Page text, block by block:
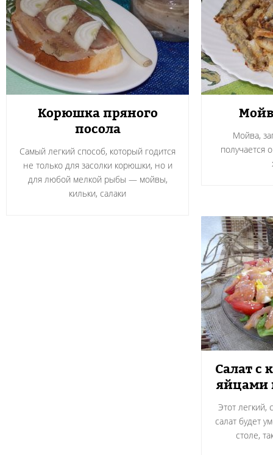
Корюшка пряного
посола
Самый легкий способ, который годится
не только для засолки корюшки, но и
для любой мелкой рыбы — мойвы,
кильки, салаки
Мойва,
получается
Салат с
яйцами
Этот
салат будет
столе,